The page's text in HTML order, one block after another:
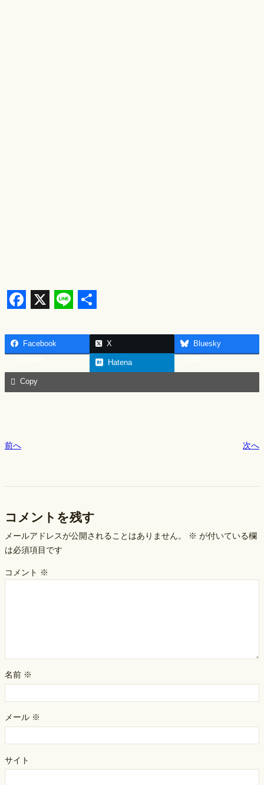
a
c
e
b
k
i
n
e
h
a
r
e
Facebook X
Bluesky
Hatena
Copy
前へ 次へ
コメントを残す
メールアドレスが公開されることはありません。 ※ が付いている欄
は必須項目です
コメント ※
名前 ※
メール ※
サイト